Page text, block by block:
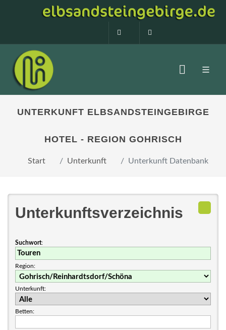
0160 99873408
UNTERKUNFT ELBSANDSTEINGEBIRGE
HOTEL - REGION GOHRISCH
Start Unterkunft Unterkunft Datenbank
Unterkunftsverzeichnis
Suchwort:
Region:
Unterkunft:
Betten: